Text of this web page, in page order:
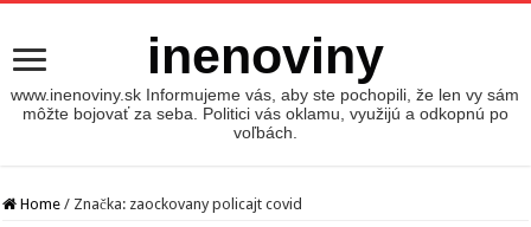
inenoviny
www.inenoviny.sk Informujeme vás, aby ste pochopili, že len vy sám
môžte bojovať za seba. Politici vás oklamu, využijú a odkopnú po
voľbách.
Home / Značka: zaockovany policajt covid